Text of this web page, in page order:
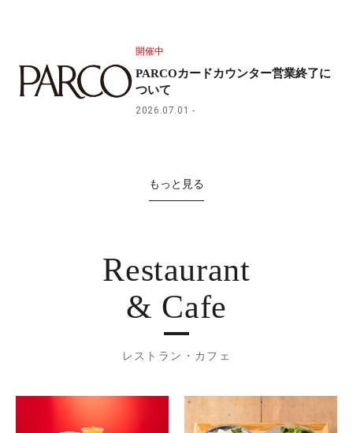
開催中
PARCOカードカウンター営業終了に
ついて
2026.07.01
もっと見る
Restaurant
& Cafe
レストラン・カフェ